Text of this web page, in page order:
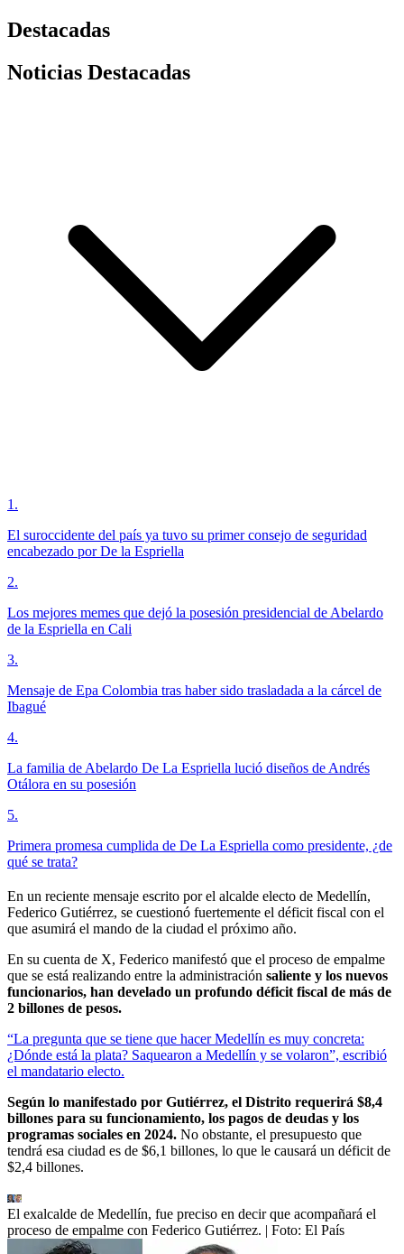
Destacadas
Noticias Destacadas
1 .
El suroccidente del país ya tuvo su primer consejo de seguridad
encabezado por De la Espriella
2.
Los mejores memes que dejó la posesión presidencial de Abelardo
de la Espriella en Cali
3.
Mensaje de Epa Colombia tras haber sido trasladada a la cárcel de
Ibagué
4.
La familia de Abelardo De La Espriella lució diseños de Andrés
Otálora en su posesión
5.
Primera promesa cumplida de De La Espriella como presidente, ¿de
qué se trata?
En un reciente mensaje escrito por el alcalde electo de Medellín,
Federico Gutiérrez, se cuestionó fuertemente el déficit fiscal con el
que asumirá el mando de la ciudad el próximo año.
En su cuenta de X, Federico manifestó que el proceso de empalme
que se está realizando entre la administración saliente y los nuevos
funcionarios, han develado un profundo déficit fiscal de más de
2 billones de pesos.
“La pregunta que se tiene que hacer Medellín es muy concreta:
¿Dónde está la plata? Saquearon a Medellín y se volaron”, escribió
el mandatario electo.
Según lo manifestado por Gutiérrez, el Distrito requerirá $8,4
billones para su funcionamiento, los pagos de deudas y los
programas sociales en 2024. No obstante, el presupuesto que
tendrá esa ciudad es de $6,1 billones, lo que le causará un déficit de
$2,4 billones.
El exalcalde de Medellín, fue preciso en decir que acompañará el
proceso de empalme con Federico Gutiérrez. | Foto: El País